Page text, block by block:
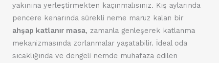
yakınına yerleştirmekten kaçınmalısınız. Kış aylarında
pencere kenarında sürekli neme maruz kalan bir
ahşap katlanır masa, zamanla genleşerek katlanma
mekanizmasında zorlanmalar yaşatabilir. İdeal oda
sıcaklığında ve dengeli nemde muhafaza edilen